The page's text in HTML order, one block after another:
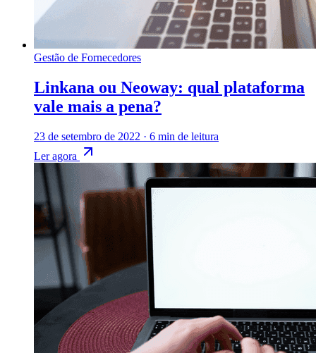
Gestão de Fornecedores
Linkana ou Neoway: qual plataforma
vale mais a pena?
23 de setembro de 2022 · 6 min de leitura
Ler agora